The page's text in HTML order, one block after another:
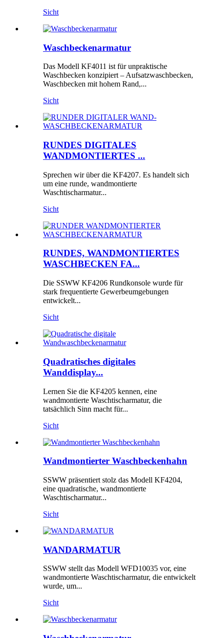
Sicht
Waschbeckenarmatur
Das Modell KF4011 ist für unpraktische
Waschbecken konzipiert – Aufsatzwaschbecken,
Waschbecken mit hohem Rand,...
Sicht
RUNDES DIGITALES
WANDMONTIERTES ...
Sprechen wir über die KF4207. Es handelt sich
um eine runde, wandmontierte
Waschtischarmatur...
Sicht
RUNDES, WANDMONTIERTES
WASCHBECKEN FA...
Die SSWW KF4206 Rundkonsole wurde für
stark frequentierte Gewerbeumgebungen
entwickelt...
Sicht
Quadratisches digitales
Wanddisplay...
Lernen Sie die KF4205 kennen, eine
wandmontierte Waschtischarmatur, die
tatsächlich Sinn macht für...
Sicht
Wandmontierter Waschbeckenhahn
SSWW präsentiert stolz das Modell KF4204,
eine quadratische, wandmontierte
Waschtischarmatur...
Sicht
WANDARMATUR
SSWW stellt das Modell WFD10035 vor, eine
wandmontierte Waschtischarmatur, die entwickelt
wurde, um...
Sicht